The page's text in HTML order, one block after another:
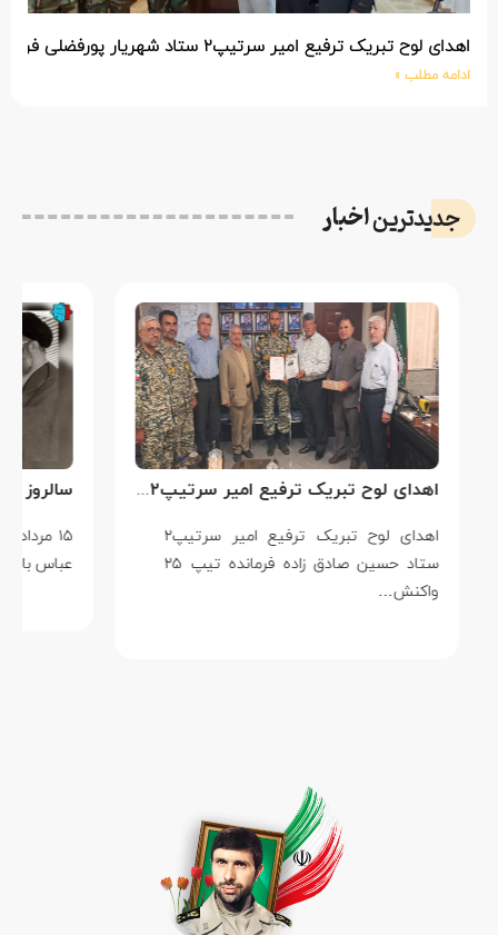
اهدای لوح تبریک ترفیع امیر سرتیپ۲ ستاد شهریار پورفضلی فرمانده تیپ ۳۶۴ شهید نصیرزاده نزاجا مستقر در مهاباد
ادامه مطلب »
جدیدتریناخبار
اهدای لوح تبریک ترفیع امیر سرتیپ۲ ستاد حسین صادق زاده فرمانده تیپ ۲۵ واکنش سریع شهید آبگون نزاجا مستقر در تبریز
اهدای لوح تبریک ترفیع امیر سرتیپ۲
ستاد حسین صادق زاده فرمانده تیپ ۲۵
واکنش…
۱۵
عباس بابایی